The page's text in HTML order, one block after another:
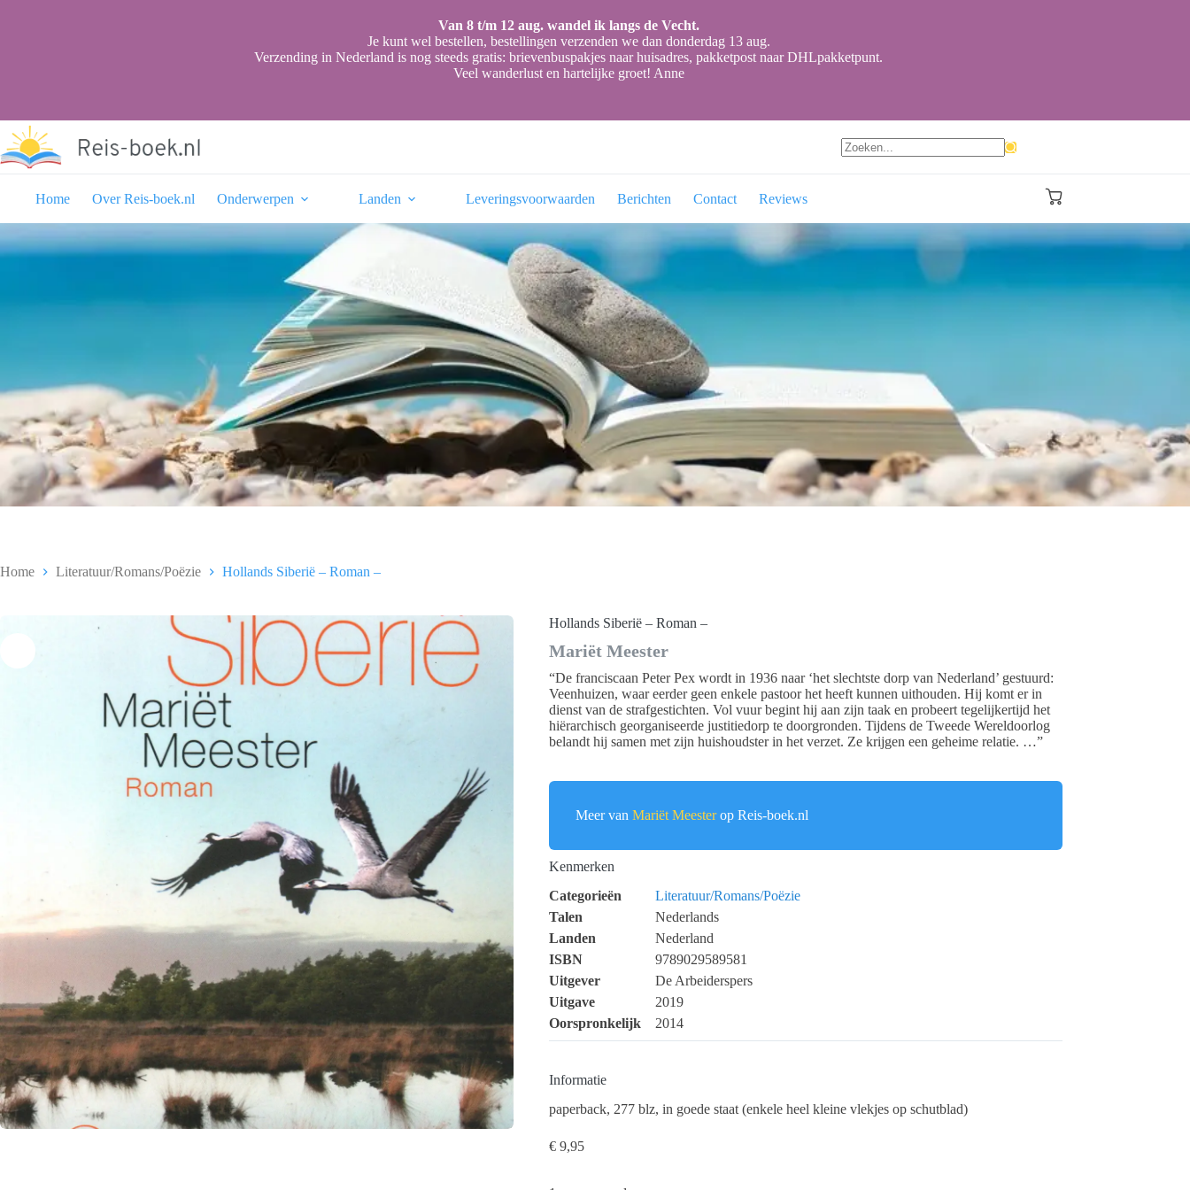
Van 8 t/m 12 aug. wandel ik langs de Vecht.
Je kunt wel bestellen, bestellingen verzenden we dan donderdag 13 aug.
Verzending in Nederland is nog steeds gratis: brievenbuspakjes naar huisadres, pakketpost naar DHLpakketpunt.
Veel wanderlust en hartelijke groet! Anne
Home
Over Reis-boek.nl Onderwerpen Landen Leveringsvoorwaarden Berichten Contact Reviews Winkelwagen
Home Literatuur/Romans/Poëzie Hollands Siberië – Roman –
Hollands Siberië – Roman –
Mariët Meester
“De franciscaan Peter Pex wordt in 1936 naar ‘het slechtste dorp van Nederland’ gestuurd:
Veenhuizen, waar eerder geen enkele pastoor het heeft kunnen uithouden. Hij komt er in
dienst van de strafgestichten. Vol vuur begint hij aan zijn taak en probeert tegelijkertijd het
hiërarchisch georganiseerde justitiedorp te doorgronden. Tijdens de Tweede Wereldoorlog
belandt hij samen met zijn huishoudster in het verzet. Ze krijgen een geheime relatie. …”
Meer van Mariët Meesterop Reis-boek.nl
Kenmerken
Categorieën
Literatuur/Romans/Poëzie
Talen
Nederlands
Landen
Nederland
ISBN
9789029589581
Uitgever
De Arbeiderspers
Uitgave
2019
Oorspronkelijk
2014
Informatie
paperback, 277 blz, in goede staat (enkele heel kleine vlekjes op schutblad)
€ 9,95